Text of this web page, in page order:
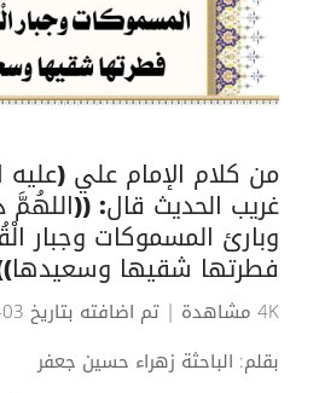
من كلام الإمام علي
غريب الحديث قال:
وبارئ المسموكات وجبار
فطرتها شقيها
4K مشاهدة
| تم اضافته بتاريخ 03-03-2025
بقلم: الباحثة زهراء حسين جعفر